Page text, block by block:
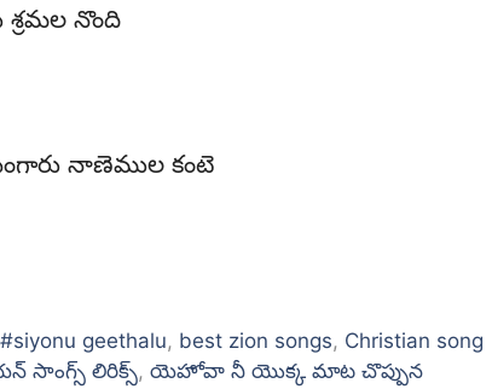
శ్రమల నొంది
నాణెముల కంటె
#siyonu geethalu, best zion songs, Christian song
సాంగ్స్ లిరిక్స్, యెహోవా నీ యొక్క మాట చొప్పున